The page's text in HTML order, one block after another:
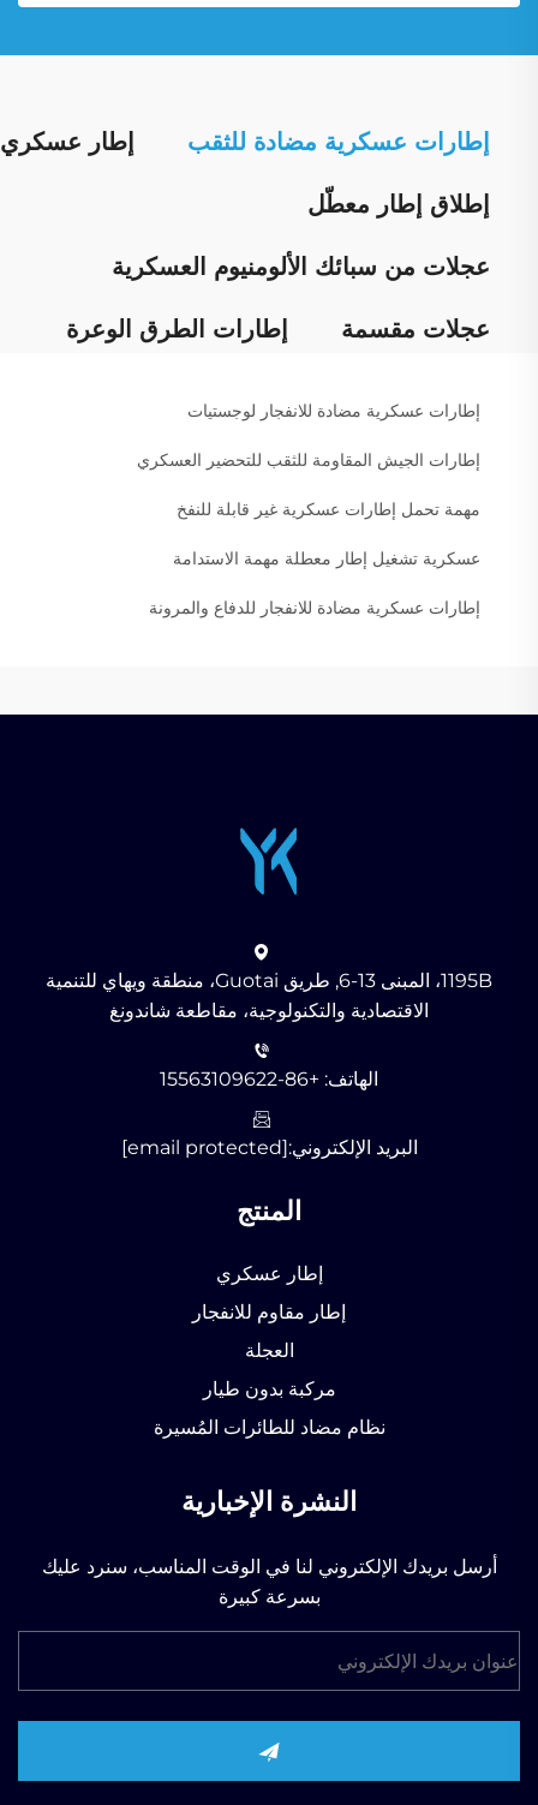
إطارات عسكرية مضادة للثقب إطار عسكري
إطلاق إطار معطّل
عجلات من سبائك الألومنيوم العسكرية
عجلات مقسمة إطارات الطرق الوعرة
إطارات عسكرية مضادة للانفجار لوجستيات
إطارات الجيش المقاومة للثقب للتحضير العسكري
مهمة تحمل إطارات عسكرية غير قابلة للنفخ
عسكرية تشغيل إطار معطلة مهمة الاستدامة
إطارات عسكرية مضادة للانفجار للدفاع والمرونة
1195B، المبنى 13-6, طريق Guotai، منطقة ويهاي للتنمية
الاقتصادية والتكنولوجية، مقاطعة شاندونغ
الهاتف: +86-15563109622
البريد الإلكتروني: [email protected]
المنتج
إطار عسكري
إطار مقاوم للانفجار
العجلة
مركبة بدون طيار
نظام مضاد للطائرات المُسيرة
النشرة الإخبارية
أرسل بريدك الإلكتروني لنا في الوقت المناسب، سنرد عليك
بسرعة كبيرة